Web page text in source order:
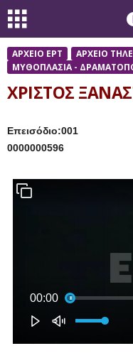
ΑΡΧΕΙΟ ΕΡΤ ΑΡΧΕΙΟ
ΜΥΘΟΠΛΑΣΙΑ -
ΧΡΙΣΤΟΣ
Επεισόδιο:001
0000000596